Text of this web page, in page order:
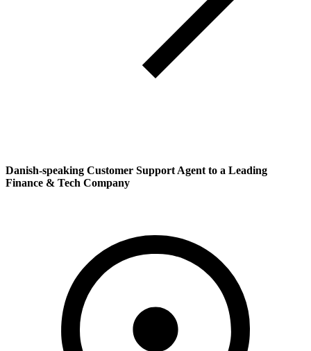
Danish-speaking Customer Support Agent to a Leading
Finance & Tech Company